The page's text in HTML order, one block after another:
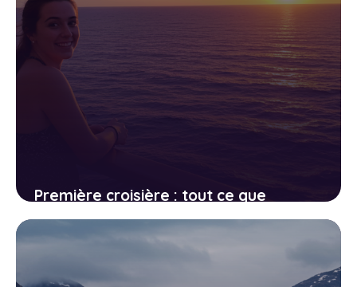
Première croisière : tout ce que
j’aurais aimé savoir avant
d’embarquer